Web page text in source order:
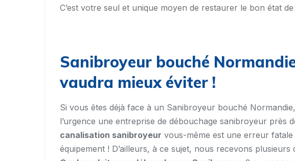
C’est votre seul et unique moyen de restaurer le bon état
Sanibroyeur bouché
vaudra mieux éviter !
Si vous êtes déjà face à un Sanibroyeur bouché
l’urgence une entreprise de débouchage sanibroyeur près
canalisation sanibroyeur vous-même est une erreur
équipement ! D’ailleurs, à ce sujet, nous recevons